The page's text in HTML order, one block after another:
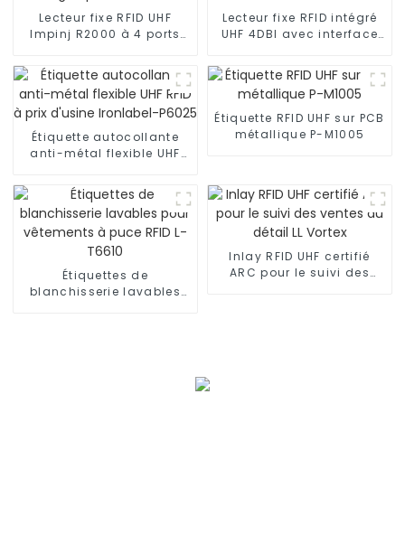
Lecteur fixe RFID UHF
Impinj R2000 à 4 ports
Lecteur fixe RFID intégré
UHF 4DBI avec interface
Étiquette autocollante
anti-métal flexible UHF
Ironlabel-P6025
Étiquette RFID UHF sur PCB
métallique P-M1005
Étiquettes de
blanchisserie lavables
Inlay RFID UHF certifié
ARC pour le suivi des